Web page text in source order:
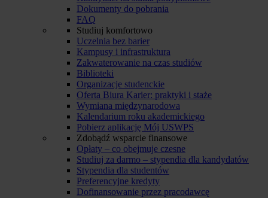
Dokumenty do pobrania
FAQ
Studiuj komfortowo
Uczelnia bez barier
Kampusy i infrastruktura
Zakwaterowanie na czas studiów
Biblioteki
Organizacje studenckie
Oferta Biura Karier: praktyki i staże
Wymiana międzynarodowa
Kalendarium roku akademickiego
Pobierz aplikację Mój USWPS
Zdobądź wsparcie finansowe
Opłaty – co obejmuje czesne
Studiuj za darmo – stypendia dla kandydatów
Stypendia dla studentów
Preferencyjne kredyty
Dofinansowanie przez pracodawcę